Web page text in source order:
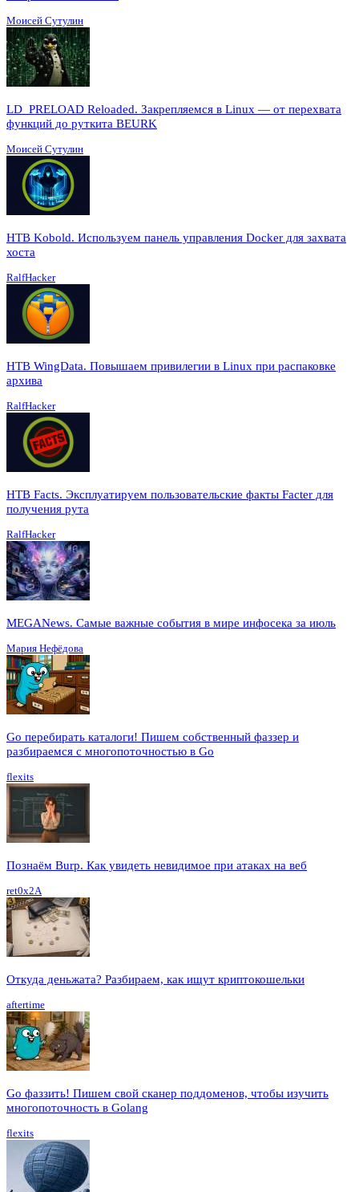
Моисей Сутулин
LD_PRELOAD Reloaded. Закрепляемся в Linux — от перехвата
функций до руткита BEURK
Моисей Сутулин
HTB Kobold. Используем панель управления Docker для захвата
хоста
RalfHacker
HTB WingData. Повышаем привилегии в Linux при распаковке
архива
RalfHacker
HTB Facts. Эксплуатируем пользовательские факты Facter для
получения рута
RalfHacker
MEGANews. Cамые важные события в мире инфосека за июль
Мария Нефёдова
Go перебирать каталоги! Пишем собственный фаззер и
разбираемся с многопоточностью в Go
flexits
Познаём Burp. Как увидеть невидимое при атаках на веб
ret0x2A
Откуда деньжата? Разбираем, как ищут криптокошельки
aftertime
Go фаззить! Пишем свой сканер поддоменов, чтобы изучить
многопоточность в Golang
flexits